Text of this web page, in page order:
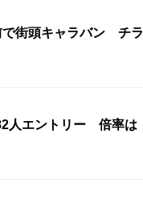
街頭キャラバン チラ
人エントリー 倍率は